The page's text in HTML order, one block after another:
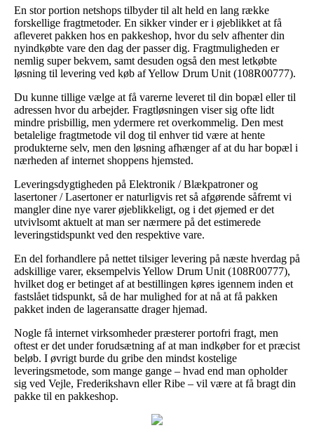
En stor portion netshops tilbyder til alt held en lang række
forskellige fragtmetoder. En sikker vinder er i øjeblikket at få
afleveret pakken hos en pakkeshop, hvor du selv afhenter din
nyindkøbte vare den dag der passer dig. Fragtmuligheden er
nemlig super bekvem, samt desuden også den mest letkøbte
løsning til levering ved køb af Yellow Drum Unit (108R00777).
Du kunne tillige vælge at få varerne leveret til din bopæl eller til
adressen hvor du arbejder. Fragtløsningen viser sig ofte lidt
mindre prisbillig, men ydermere ret overkommelig. Den mest
betalelige fragtmetode vil dog til enhver tid være at hente
produkterne selv, men den løsning afhænger af at du har bopæl i
nærheden af internet shoppens hjemsted.
Leveringsdygtigheden på Elektronik / Blækpatroner og
lasertoner / Lasertoner er naturligvis ret så afgørende såfremt vi
mangler dine nye varer øjeblikkeligt, og i det øjemed er det
utvivlsomt aktuelt at man ser nærmere på det estimerede
leveringstidspunkt ved den respektive vare.
En del forhandlere på nettet tilsiger levering på næste hverdag på
adskillige varer, eksempelvis Yellow Drum Unit (108R00777),
hvilket dog er betinget af at bestillingen køres igennem inden et
fastslået tidspunkt, så de har mulighed for at nå at få pakken
pakket inden de lageransatte drager hjemad.
Nogle få internet virksomheder præsterer portofri fragt, men
oftest er det under forudsætning af at man indkøber for et præcist
beløb. I øvrigt burde du gribe den mindst kostelige
leveringsmetode, som mange gange – hvad end man opholder
sig ved Vejle, Frederikshavn eller Ribe – vil være at få bragt din
pakke til en pakkeshop.